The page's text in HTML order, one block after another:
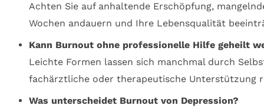
Achten Sie auf anhaltende Erschöpfung,
Wochen andauern und Ihre Lebensqualität
Kann Burnout ohne professionelle Hilfe geheilt
Leichte Formen lassen sich manchmal durch
fachärztliche oder therapeutische Unterstützung
Was unterscheidet Burnout von Depression?